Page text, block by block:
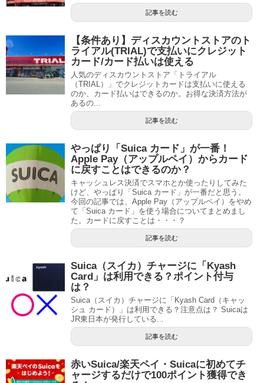
記事を読む
【条件あり】ディスカウントストアのト
ライアル(TRIAL)で支払いにクレジット
カード/カード払いは使える
人気のディスカウントストア「トライアル
（TRIAL）」でクレジットカードは支払いに使える
のか、カード払いはできるのか。お得な決済方法が
あるの...
記事を読む
やっぱり「Suica カード」が一番！
Apple Pay（アップルペイ）からカード
に戻すことはできるのか？
キャッシュレス決済でスマホとか使ったりしてみた
けど、やっぱり「Suica カード」が一番だと思う。
今回の記事では、Apple Pay（アップルペイ）をやめ
て「Suica カード」を使う場合についてまとめまし
た。カードに戻すことは・・・？
記事を読む
Suica（スイカ）チャージに「Kyash
Card」は利用できる？ポイント付与
は？
Suica（スイカ）チャージに「Kyash Card（キャッ
シュ カード）」は利用できる？注意点は？ Suicaは
JR東日本が発行している...
記事を読む
赤いSuica/楽天ペイ・Suicaに初めてチ
ャージするだけで100ポイント獲得でき